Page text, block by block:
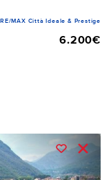
RE/MAX Città Ideale & Prestige
6.200€